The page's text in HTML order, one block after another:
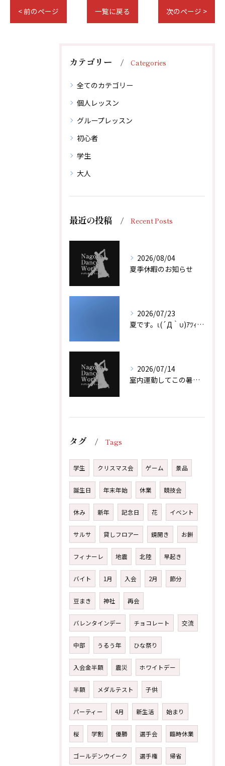
< 前のページ 一覧に戻る 次のページ >
カテゴリー Categories
全てのカテゴリー
個人レッスン
グループレッスン
初心者
学生
大人
最近の投稿 Recent Posts
2026/08/04
夏季休暇のお知らせ
2026/07/23
夏です。ι(´Д｀υ)ｱﾂｨｰ！！
2026/07/14
室内運動してこの暑い夏を乗り越えよう！！
タグ Tags
学生 クリスマス会 ゲーム 景品
誕生日 年末年始 休業 競技会
休み 新年 記念日 花 イベント
サルサ 貸しフロアー 鏡開き お餅
フィナーレ 地震 北陸 早起き
バイト 1月 入会 2月 節分
豆まき 神社 再会
バレンタインデー チョコレート 交流
中部 うるう年 ひな祭り
入会金半額 震災 ホワイトデー
半額 メダルテスト 子供
パーティー 4月 新生活 始まり
桜 学割 優勝 選手会 臨時休業
ゴールデンウイーク 選手権 帰省
体験レッスン後、その場でご入会で1,000円引！
無料体験レッスンはこちらから
体験レッスン後、その場でご入会で1,000円引！
無料体験レッスンはこちらから